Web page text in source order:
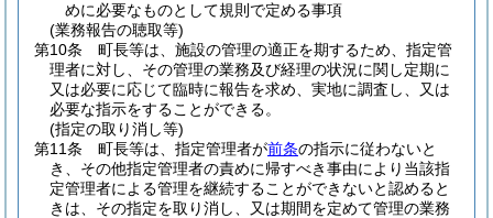
めに必要なものとして規則で定める事項
(業務報告の聴取等)
第10条
町長等は、施設の管理の適正を期するため、指定管
理者に対し、その管理の業務及び経理の状況に関し定期に
又は必要に応じて臨時に報告を求め、実地に調査し、又は
必要な指示をすることができる。
(指定の取り消し等)
第11条
町長等は、指定管理者が前条の指示に従わないと
き、その他指定管理者の責めに帰すべき事由により当該指
定管理者による管理を継続することができないと認めると
きは、その指定を取り消し、又は期間を定めて管理の業務